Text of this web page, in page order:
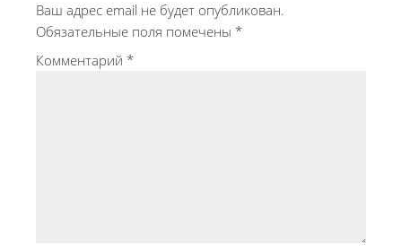
Ваш адрес email не будет опубликован.
Обязательные поля помечены *
Комментарий *